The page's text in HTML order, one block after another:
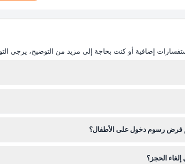
إضافية أو كنت بحاجة إلى مزيد من التوضيح، يرجى
فرض رسوم دخول على الأطفال؟
الحجز؟